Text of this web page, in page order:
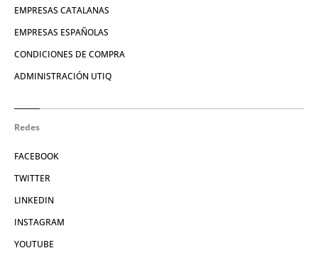
EMPRESAS CATALANAS
EMPRESAS ESPAÑOLAS
CONDICIONES DE COMPRA
ADMINISTRACIÓN UTIQ
Redes
FACEBOOK
TWITTER
LINKEDIN
INSTAGRAM
YOUTUBE